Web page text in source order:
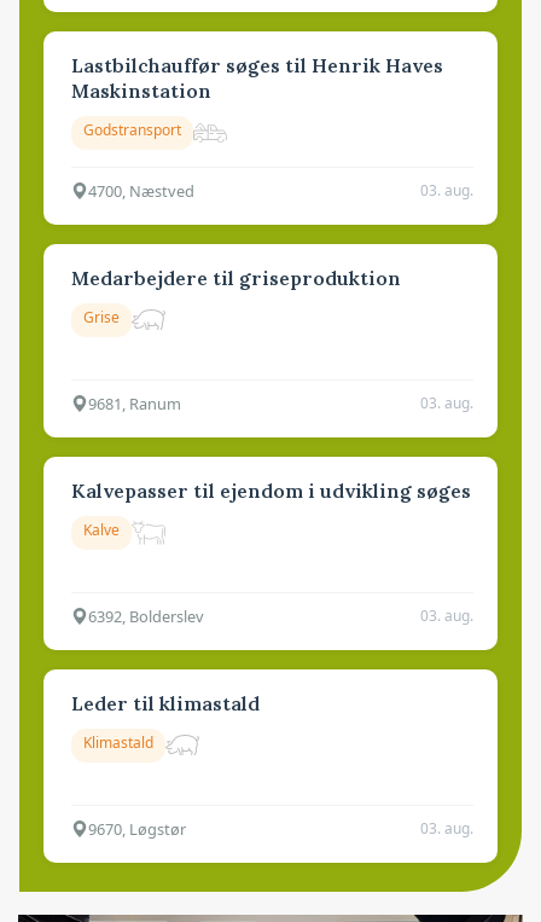
Lastbilchauffør søges til Henrik Haves
Maskinstation
Godstransport
4700, Næstved 03. aug.
Medarbejdere til griseproduktion
Grise
9681, Ranum 03. aug.
Kalvepasser til ejendom i udvikling søges
Kalve
6392, Bolderslev 03. aug.
Leder til klimastald
Klimastald
9670, Løgstør 03. aug.